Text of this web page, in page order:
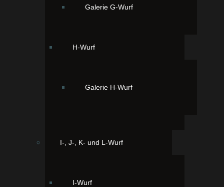
Galerie G-Wurf
H-Wurf
Galerie H-Wurf
I-, J-, K- und L-Wurf
I-Wurf